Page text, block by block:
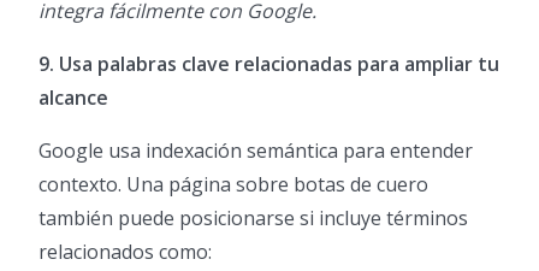
integra fácilmente con Google.
9. Usa palabras clave relacionadas para ampliar tu
alcance
Google usa indexación semántica para entender
contexto. Una página sobre botas de cuero
también puede posicionarse si incluye términos
relacionados como: